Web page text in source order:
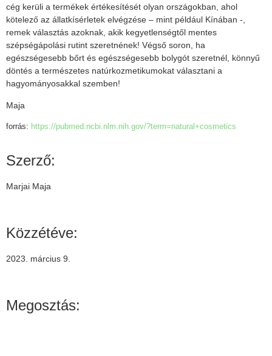
Szerző:
Marjai Maja
Közzétéve:
2023. március 9.
Megosztás:
cég kerüli a termékek értékesítését olyan országokban, ahol
kötelező az állatkísérletek elvégzése – mint például Kínában -,
remek választás azoknak, akik kegyetlenségtől mentes
szépségápolási rutint szeretnének! Végső soron, ha
egészségesebb bőrt és egészségesebb bolygót szeretnél, könnyű
döntés a természetes natúrkozmetikumokat választani a
hagyományosakkal szemben!
Maja
forrás: https://pubmed.ncbi.nlm.nih.gov/?term=natural+cosmetics